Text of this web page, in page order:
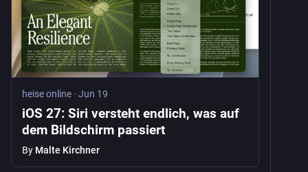
heise online · Jun 19
iOS 27: Siri versteht endlich, was auf
dem Bildschirm passiert
By Malte Kirchner